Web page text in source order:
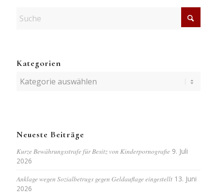
Kategorien
Kategorien
Neueste Beiträge
Kurze Bewährungsstrafe für Besitz von Kinderpornografie 9. Juli
2026
Anklage wegen Sozialbetrugs gegen Geldauflage eingestellt 13. Juni
2026